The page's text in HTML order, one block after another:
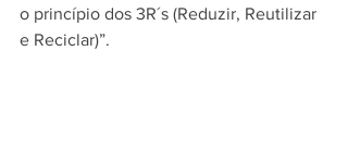
o princípio dos 3R´s (Reduzir, Reutilizar
e Reciclar)”.